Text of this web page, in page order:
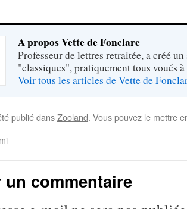
A propos Vette de Fonclare
Professeur de lettres retraitée, a créé
"classiques", pratiquement tous voués
Voir tous les articles de Vette de
publié dansZooland. Vous pouvez le mettre
un commentaire